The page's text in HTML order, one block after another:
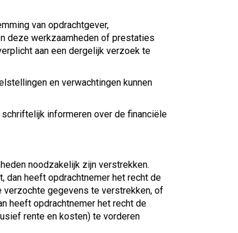
van opdrachtgever,
deze werkzaamheden of prestaties
aan een dergelijk verzoek te
en verwachtingen kunnen
informeren over de financiële
noodzakelijk zijn verstrekken.
dan heeft opdrachtnemer het recht de
verzochte gegevens te verstrekken, of
heeft opdrachtnemer het recht de
rente en kosten) te vorderen